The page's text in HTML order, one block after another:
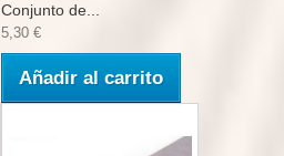
Conjunto de...
5,30 €
Añadir al carrito